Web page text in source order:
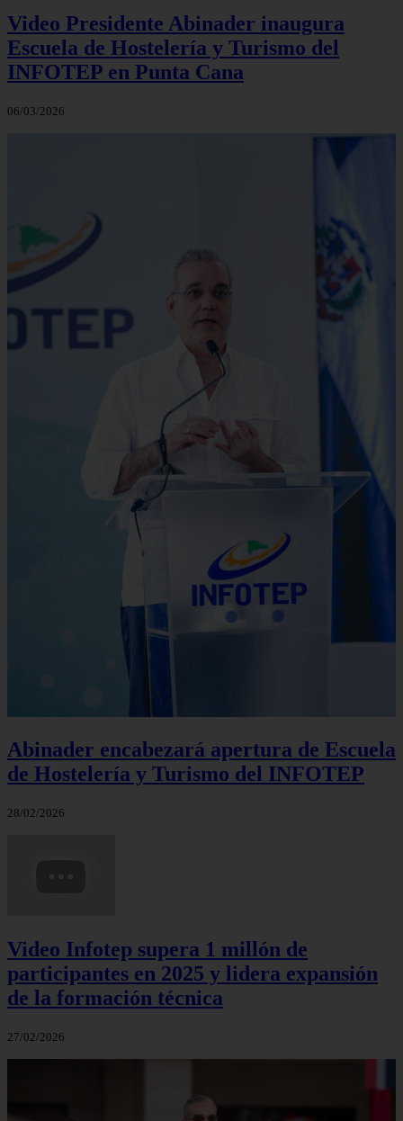
Video Presidente Abinader inaugura
Escuela de Hostelería y Turismo del
INFOTEP en Punta Cana
06/03/2026
Abinader encabezará apertura de Escuela
de Hostelería y Turismo del INFOTEP
28/02/2026
Video Infotep supera 1 millón de
participantes en 2025 y lidera expansión
de la formación técnica
27/02/2026